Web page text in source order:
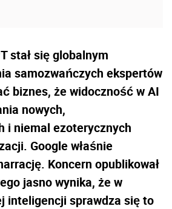
stał się globalnym
samozwańczych ekspertów
biznes, że widoczność w AI
nowych,
i niemal ezoterycznych
Google właśnie
Koncern opublikował
jasno wynika, że w
inteligencji sprawdza się to